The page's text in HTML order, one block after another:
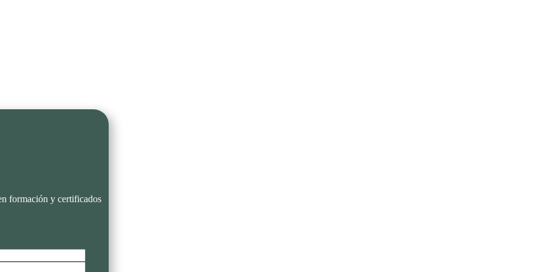
formación y certificados